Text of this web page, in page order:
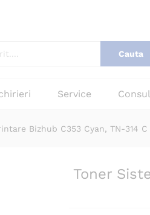
Cauta
Service
Bizhub C353 Cyan, TN-314 C
Toner